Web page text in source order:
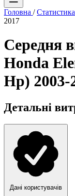
Головна / Статистика
2017
Середня
Honda
Hp) 2003-
Детальні
Дані користувачів